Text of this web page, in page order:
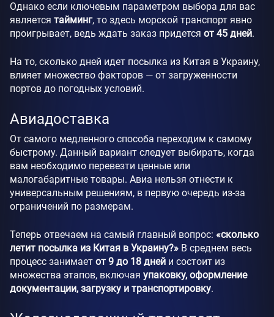
Однако если ключевым параметром выбора для вас
является тайминг, то здесь морской транспорт явно
проигрывает, ведь ждать заказ придется от 45 дней.
На то, сколько дней идет посылка из Китая в Украину,
влияет множество факторов — от загруженности
портов до погодных условий.
Авиадоставка
От самого медленного способа переходим к самому
быстрому. Данный вариант следует выбирать, когда
вам необходимо перевезти ценные или
малогабаритные товары. Авиа нельзя отнести к
универсальным решениям, в первую очередь из-за
ограничений по размерам.
Теперь отвечаем на самый главный вопрос: «сколько
летит посылка из Китая в Украину?» В среднем весь
процесс занимает от 9 до 18 дней и состоит из
множества этапов, включая упаковку, оформление
документации, загрузку и транспортировку.